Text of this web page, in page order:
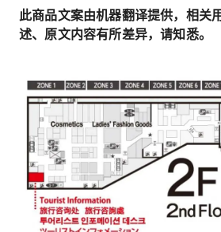
此商品文案由机器翻译提供，相关
述、原文内容有所差异，请知悉。